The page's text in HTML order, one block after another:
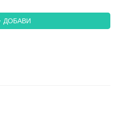
ДОБАВИ